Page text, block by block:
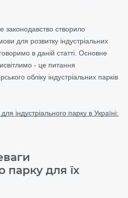
законодавство створило
для розвитку індустріальних
в даній статті. Основне
- це питання
обліку індустріальних парків
індустріального парку в Україні:
парку для їх